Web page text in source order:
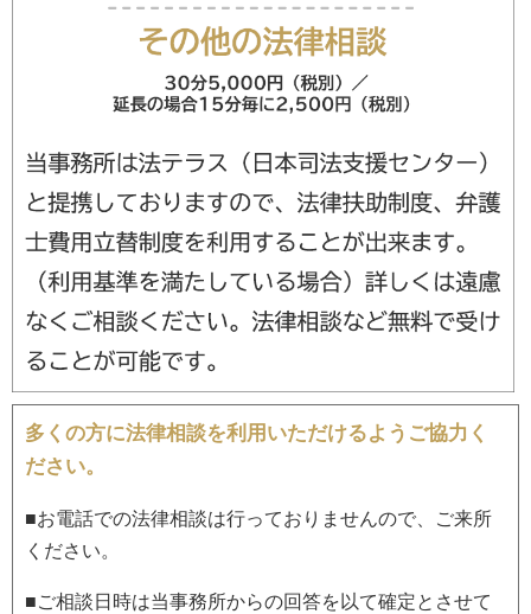
多くの方に法律相談を利用いただけるようご協力く
ださい。
■お電話での法律相談は行っておりませんので、ご来所
ください。
■ご相談日時は当事務所からの回答を以て確定とさせて